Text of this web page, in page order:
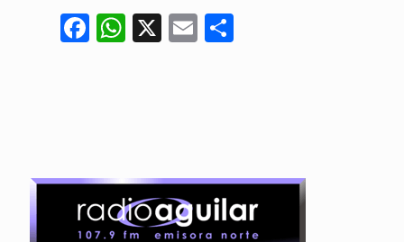
Facebook
WhatsApp
X Email